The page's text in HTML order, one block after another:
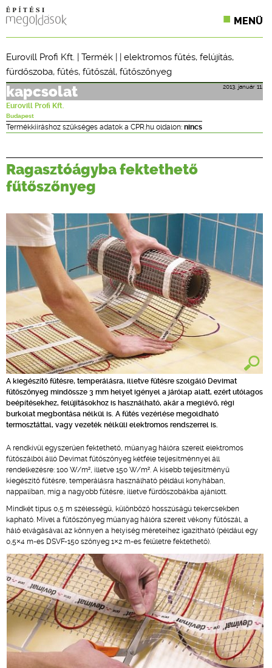
MENÜ
SZAKLAPOK
CPR TERMÉKKIÍRÁS
ÉPÍTÉSI JOG
ONLINE KÉPZÉSEK
TERVEZÉSI SEGÉDLETEK
Eurovill Profi Kft. | Termék | | elektromos fűtés, felújítás,
fürdőszoba, fűtés, fűtőszál, fűtőszőnyeg
2013. január 11.
kapcsolat
Eurovill Profi Kft.
Budapest
Termékkiíráshoz szükséges adatok a CPR.hu oldalon: nincs
Ragasztóágyba fektethető
fűtőszőnyeg
A kiegészítő fűtésre, temperálásra, illetve fűtésre szolgáló Devimat
fűtőszőnyeg mindössze 3 mm helyet igényel a járólap alatt, ezért utólagos
beépítésekhez, felújításokhoz is használható, akár a meglévő, régi
burkolat megbontása nélkül is. A fűtés vezérlése megoldható
termosztáttal, vagy vezeték nélküli elektromos rendszerrel is.
A rendkívül egyszerűen fektethető, műanyag hálóra szerelt elektromos
fűtőszálból álló Devimat fűtőszőnyeg kétféle teljesítménnyel áll
rendelkezésre: 100 W/m², illetve 150 W/m². A kisebb teljesítményű
kiegészítő fűtésre, temperálásra használható például konyhában,
nappaliban, míg a nagyobb fűtésre, illetve fürdőszobákba ajánlott.
Mindkét típus 0,5 m szélességű, különböző hosszúságú tekercsekben
kapható. Mivel a fűtőszőnyeg műanyag hálóra szerelt vékony fűtőszál, a
háló elvágásával az könnyen a helyiség méreteihez igazítható (például egy
0,5×4 m-es DSVF-150 szőnyeg 1×2 m-es felületre fektethető).